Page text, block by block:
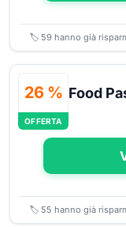
🏷️ 59 hanno già
26 %
OFFERTA
Food
🏷️ 55 hanno già